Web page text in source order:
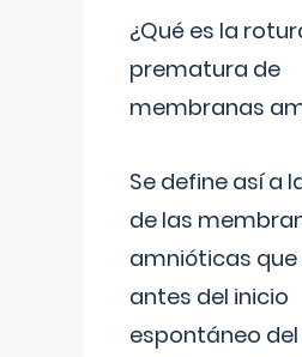
¿Qué es la
prematura de
membranas
Se define así a
de las
amnióticas
antes del inicio
espontáneo